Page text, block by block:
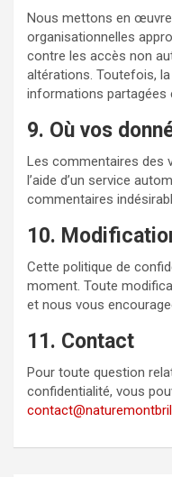
Nous mettons en
organisationnelles
contre les accès non
altérations. Toutefois,
informations partagées
9. Où vos
Les commentaires des
l’aide d’un service
commentaires
10.
Cette politique de
moment. Toute
et nous vous
11. Contact
Pour toute question
confidentialité, vous